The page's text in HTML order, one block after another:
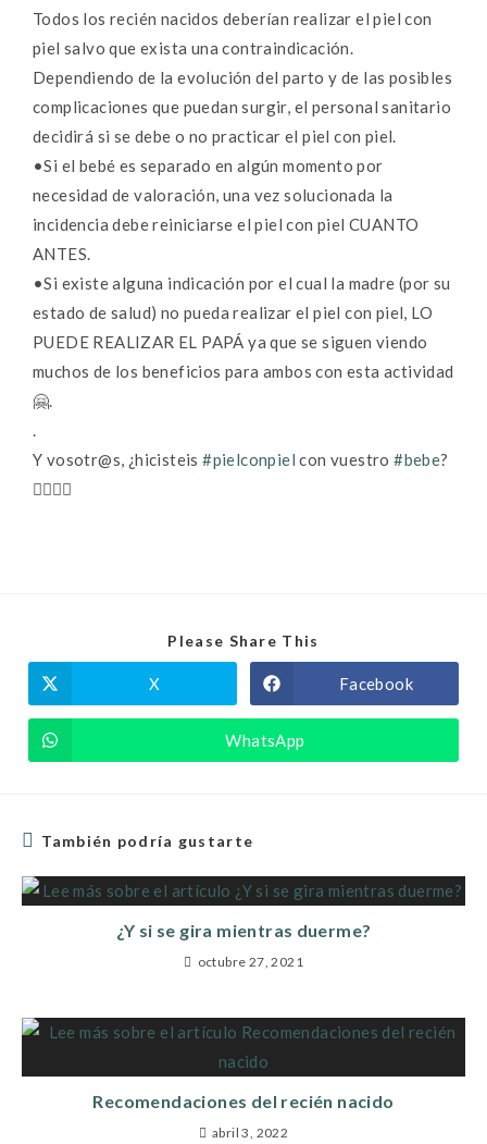
Todos los recién nacidos deberían realizar el piel con
piel salvo que exista una contraindicación.
Dependiendo de la evolución del parto y de las posibles
complicaciones que puedan surgir, el personal sanitario
decidirá si se debe o no practicar el piel con piel.
•Si el bebé es separado en algún momento por
necesidad de valoración, una vez solucionada la
incidencia debe reiniciarse el piel con piel CUANTO
ANTES.
•Si existe alguna indicación por el cual la madre (por su
estado de salud) no pueda realizar el piel con piel, LO
PUEDE REALIZAR EL PAPÁ ya que se siguen viendo
muchos de los beneficios para ambos con esta actividad
🤗.
.
Y vosotr@s, ¿hicisteis#pielconpiel con vuestro#bebe?
👇🏽👇🏽
Please Share This
X Facebook
WhatsApp
También podría gustarte
¿Y si se gira mientras duerme?
octubre 27, 2021
Recomendaciones del recién nacido
abril 3, 2022